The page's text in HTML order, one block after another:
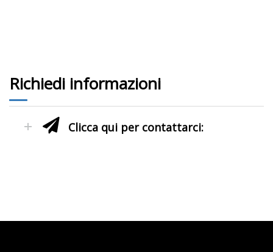
Richiedi informazioni
Clicca qui per contattarci: